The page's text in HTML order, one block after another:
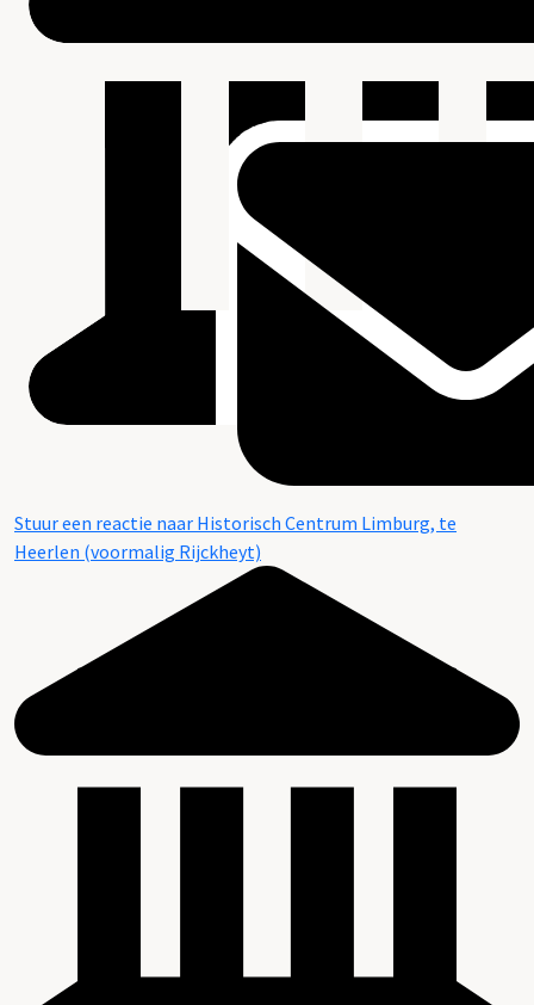
Stuur een reactie naar Historisch Centrum Limburg, te
Heerlen (voormalig Rijckheyt)